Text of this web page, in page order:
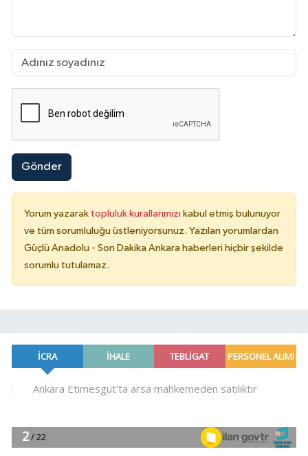
Gönder
Yorum yazarak topluluk kurallarımızı kabul etmiş bulunuyor
ve tüm sorumluluğu üstleniyorsunuz. Yazılan yorumlardan
Güçlü Anadolu - Son Dakika Ankara haberleri hiçbir şekilde
sorumlu tutulamaz.